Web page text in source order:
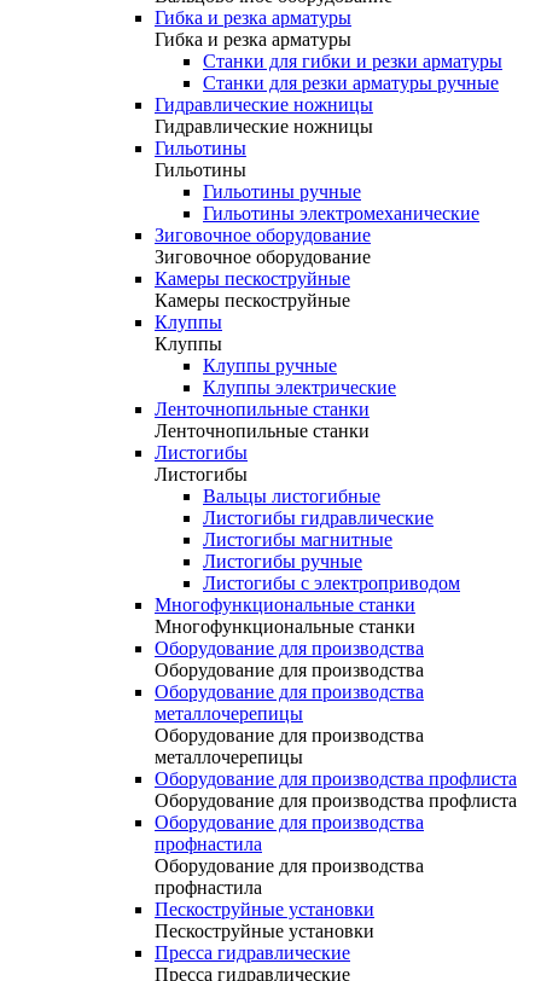
Гибка и резка арматуры
Гибка и резка арматуры
Станки для гибки и резки арматуры
Станки для резки арматуры ручные
Гидравлические ножницы
Гидравлические ножницы
Гильотины
Гильотины
Гильотины ручные
Гильотины электромеханические
Зиговочное оборудование
Зиговочное оборудование
Камеры пескоструйные
Камеры пескоструйные
Клуппы
Клуппы
Клуппы ручные
Клуппы электрические
Ленточнопильные станки
Ленточнопильные станки
Листогибы
Листогибы
Вальцы листогибные
Листогибы гидравлические
Листогибы магнитные
Листогибы ручные
Листогибы с электроприводом
Многофункциональные станки
Многофункциональные станки
Оборудование для производства
Оборудование для производства
Оборудование для производства
металлочерепицы
Оборудование для производства
металлочерепицы
Оборудование для производства профлиста
Оборудование для производства профлиста
Оборудование для производства
профнастила
Оборудование для производства
профнастила
Пескоструйные установки
Пескоструйные установки
Пресса гидравлические
Пресса гидравлические